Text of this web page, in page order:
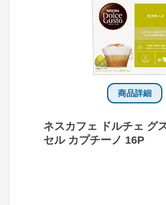
商品詳細
ネスカフェ ドルチェ グ
セル カプチーノ 16P